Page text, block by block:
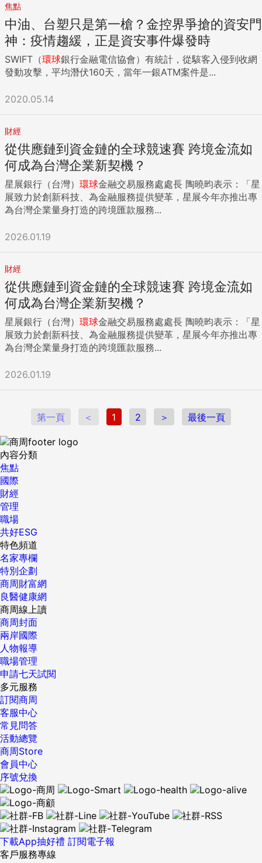
焦點
中油、台塑只是第一槍？金控界爭搶的資安門
神：疫情趨緩，正是資安事件爆發時
SWIFT（環球銀行金融電信協會）有統計，從駭客入侵到收網
發動攻擊，平均潛伏160天，當年一銀ATM案件是...
2020.05.14
財經
從供應鏈到資金鏈的全球競速賽 跨境金流如
何成為台灣企業新契機？
星展銀行（台灣） 環球金融交易服務處處長 陶曉昀表示：「星
展致力於創新科技、為金融服務提供變革，星展今年亦推出專
為台灣企業量身打造的跨境匯款服務...
2026.01.19
財經
從供應鏈到資金鏈的全球競速賽 跨境金流如
何成為台灣企業新契機？
星展銀行（台灣） 環球金融交易服務處處長 陶曉昀表示：「星
展致力於創新科技、為金融服務提供變革，星展今年亦推出專
為台灣企業量身打造的跨境匯款服務...
2026.01.19
第一頁 ＜ 1 2 ＞ 最後一頁
內容分類
焦點
國際
財經
管理
職場
共好ESG
特色頻道
名家專欄
特別企劃
商周財富網
良醫健康網
商周線上讀
商周封面
兩岸國際
人物報導
職場管理
申請七天試閱
多元服務
訂閱商周
客服中心
常見問答
活動總覽
商周Store
會員中心
序號兌換
下載App抽好禮 訂閱電子報
客戶服務專線